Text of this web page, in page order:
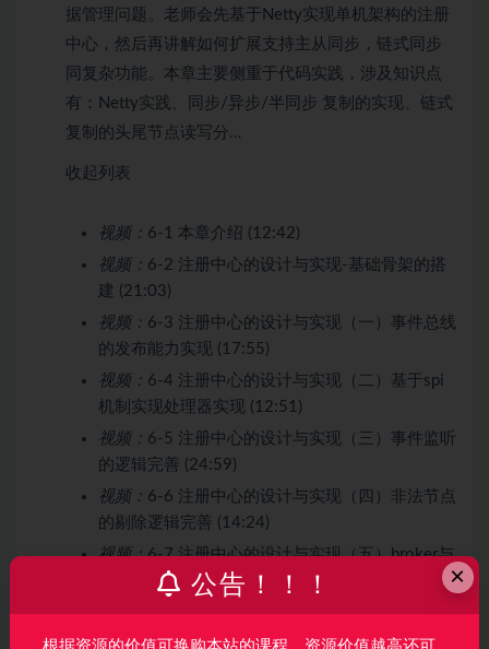
据管理问题。老师会先基于Netty实现单机架构的注册
中心，然后再讲解如何扩展支持主从同步，链式同步
同复杂功能。本章主要侧重于代码实践，涉及知识点
有：Netty实践、同步/异步/半同步 复制的实现、链式
复制的头尾节点读写分…
收起列表
视频： 6-1 本章介绍 (12:42)
视频： 6-2 注册中心的设计与实现-基础骨架的搭
建 (21:03)
视频： 6-3 注册中心的设计与实现（一）事件总线
的发布能力实现 (17:55)
视频： 6-4 注册中心的设计与实现（二）基于spi
机制实现处理器实现 (12:51)
视频： 6-5 注册中心的设计与实现（三）事件监听
的逻辑完善 (24:59)
视频： 6-6 注册中心的设计与实现（四）非法节点
的剔除逻辑完善 (14:24)
视频：6-7 注册中心的设计与实现（五）broker与
nameserver的网络通信建立 (11:34)
视频：6-8 注册中心的设计与实现（六）broker远
程通信sdk的封装实现 (24:12)
×
公告！！！